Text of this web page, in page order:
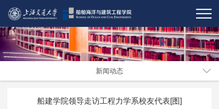
新闻动态
船建学院领导走访工程力学系校友代表[图]